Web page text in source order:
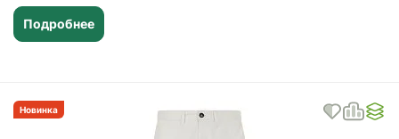
Подробнее
Новинка